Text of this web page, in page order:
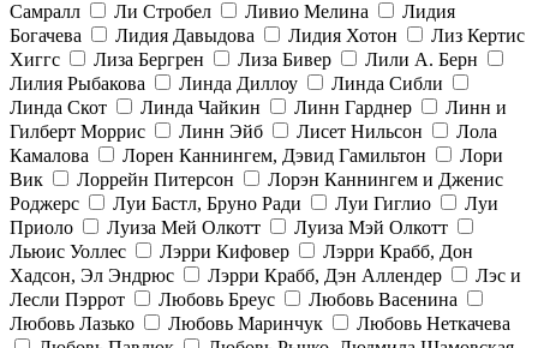
Самралл
Ли Стробел Ливио Мелина
Лидия
Богачева
Лидия Давыдова Лидия Хотон
Лиз Кертис
Хиггс
Лиза Бергрен Лиза Бивер
Лили А. Берн
Лилия Рыбакова
Линда Диллоу
Линда Сибли
Линда Скот
Линда Чайкин Линн Гарднер
Линн и
Гилберт Моррис
Линн Эйб Лисет Нильсон
Лола
Камалова
Лорен Каннингем, Дэвид Гамильтон
Лори
Вик
Лоррейн Питерсон
Лорэн Каннингем и Дженис
Роджерс
Луи Бастл, Бруно Ради Луи Гиглио
Луи
Приоло
Луиза Мей Олкотт
Луиза Мэй Олкотт
Льюис Уоллес
Лэрри Кифовер
Лэрри Крабб, Дон
Хадсон, Эл Эндрюс
Лэрри Крабб, Дэн Аллендер
Лэс и
Лесли Пэррот
Любовь Бреус
Любовь Васенина
Любовь Лазько
Любовь Маринчук
Любовь Неткачева